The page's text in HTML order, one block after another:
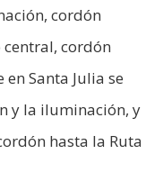
cordón
central, cordón
Santa Julia se
y la iluminación, y
hasta la Ruta